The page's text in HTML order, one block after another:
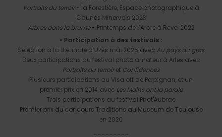
Portraits du terroir- la Forestière, Espace photographique à
Caunes Minervois 2023
Arbres dans la brume- Printemps de l’Arbre à Revel 2022
• Participation à des festivals :
Sélection à la Biennale d’Uzès mai 2025 avec Au pays du gras
Deux participations au festival photo amateur à Arles avec
Portraits du terroir et Confidences
Plusieurs participations au Visa off de Perpignan, et un
premier prix en 2014 avec Les Mains ont la parole
Trois participations au festival Phot'Aubrac
Premier prix du concours Traditions au Museum de Toulouse
en 2020